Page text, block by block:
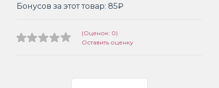
Бонусов за этот товар: 85₽
(Оценок: 0)
Оставить оценку